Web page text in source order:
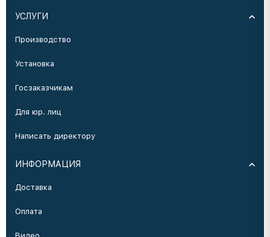
УСЛУГИ
Производство
Установка
Госзаказчикам
Для юр. лиц
Написать директору
ИНФОРМАЦИЯ
Доставка
Оплата